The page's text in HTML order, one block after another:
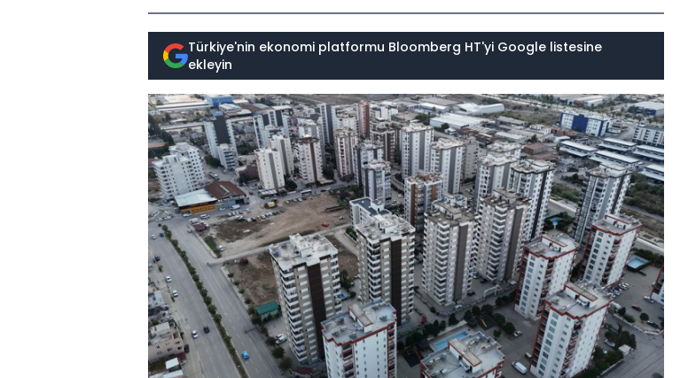
Türkiye'nin ekonomi platformu Bloomberg HT'yi Google listesine
ekleyin